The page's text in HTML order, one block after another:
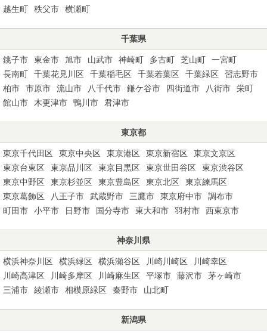
越生町
秩父市 横瀬町
千葉県
銚子市 東金市 旭市 山武市 神崎町 多古町 芝山町
一宮町
長南町
千葉花見川区 千葉稲毛区 千葉若葉区 千葉緑区
習志野市
柏市
市原市 流山市 八千代市 鎌ケ谷市 四街道市 八街市
栄町
館山市
木更津市 鴨川市 君津市
東京都
東京千代田区 東京中央区 東京港区 東京新宿区
東京文京区
東京台東区
東京品川区 東京目黒区 東京世田谷区
東京渋谷区
東京中野区
東京杉並区 東京豊島区 東京北区
東京練馬区
東京葛飾区
八王子市 武蔵野市 三鷹市 東京府中市
調布市
町田市
小平市 日野市 国分寺市 東大和市 羽村市 西東京市
神奈川県
横浜神奈川区 横浜緑区 横浜瀬谷区 川崎川崎区
川崎幸区
川崎高津区
川崎多摩区 川崎麻生区 平塚市 藤沢市
茅ヶ崎市
三浦市
綾瀬市 相模原緑区 秦野市 山北町
新潟県